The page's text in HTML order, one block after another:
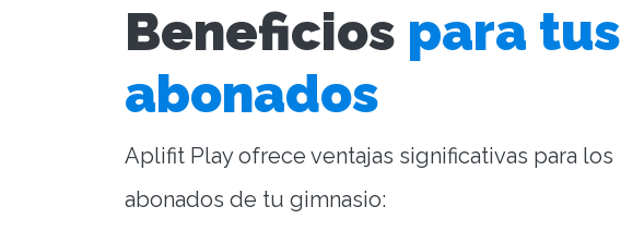
Beneficios para tus
abonados
Aplifit Play ofrece ventajas significativas para los
abonados de tu gimnasio: